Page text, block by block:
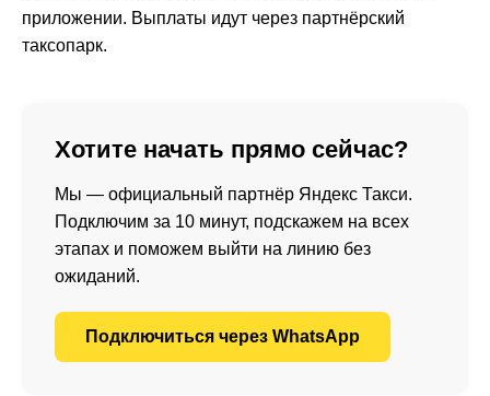
приложении. Выплаты идут через партнёрский
таксопарк.
Хотите начать прямо сейчас?
Мы — официальный партнёр Яндекс Такси.
Подключим за 10 минут, подскажем на всех
этапах и поможем выйти на линию без
ожиданий.
Подключиться через WhatsApp